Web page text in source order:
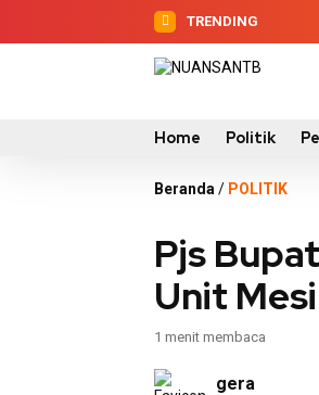
TRENDING
Home Politik
Beranda / POLITIK
Pjs
Unit
1 menit membaca
gera